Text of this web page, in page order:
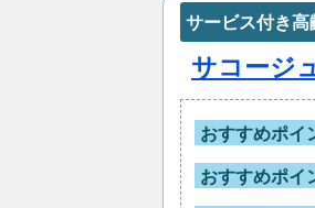
サービス付き高
サコージ
おすすめポイ
おすすめポイ